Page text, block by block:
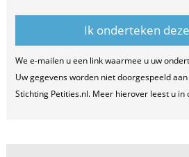
We e-mailen u een link waarmee u uw
Uw gegevens worden niet doorgespeeld
Stichting Petities.nl. Meer hierover leest u in